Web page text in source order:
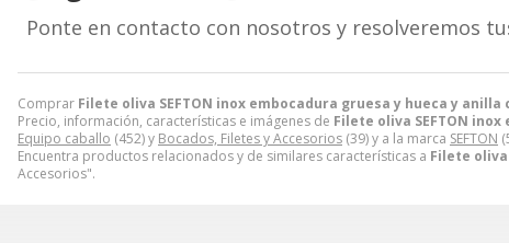
Comprar Filete oliva SEFTON inox embocadura gruesa y hueca y
Precio, información, características e imágenes de Filete oliva SEFTON
Equipo caballo (452) y Bocados, Filetes y Accesorios (39) y a la marca SEFTON
Encuentra productos relacionados y de similares características a Filete oliva
Accesorios".
Ponte en contacto con nosotros y resolveremos